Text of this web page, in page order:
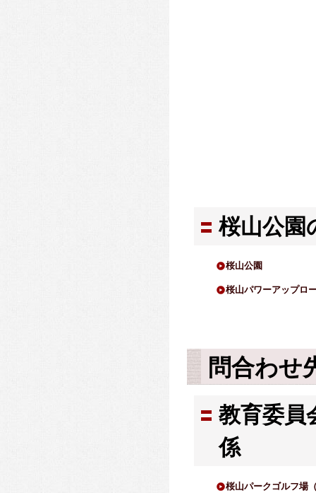
桜山公園
桜山公園
桜山パワーアップロ
問合わせ
教育委員
係
桜山パークゴルフ場